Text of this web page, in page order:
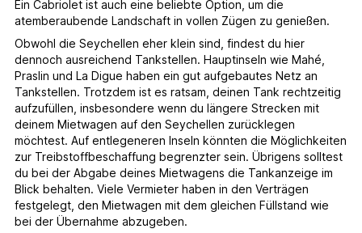
Ein Cabriolet ist auch eine beliebte Option, um die
atemberaubende Landschaft in vollen Zügen zu genießen.
Obwohl die Seychellen eher klein sind, findest du hier
dennoch ausreichend Tankstellen. Hauptinseln wie Mahé,
Praslin und La Digue haben ein gut aufgebautes Netz an
Tankstellen. Trotzdem ist es ratsam, deinen Tank rechtzeitig
aufzufüllen, insbesondere wenn du längere Strecken mit
deinem Mietwagen auf den Seychellen zurücklegen
möchtest. Auf entlegeneren Inseln könnten die Möglichkeiten
zur Treibstoffbeschaffung begrenzter sein. Übrigens solltest
du bei der Abgabe deines Mietwagens die Tankanzeige im
Blick behalten. Viele Vermieter haben in den Verträgen
festgelegt, den Mietwagen mit dem gleichen Füllstand wie
bei der Übernahme abzugeben.